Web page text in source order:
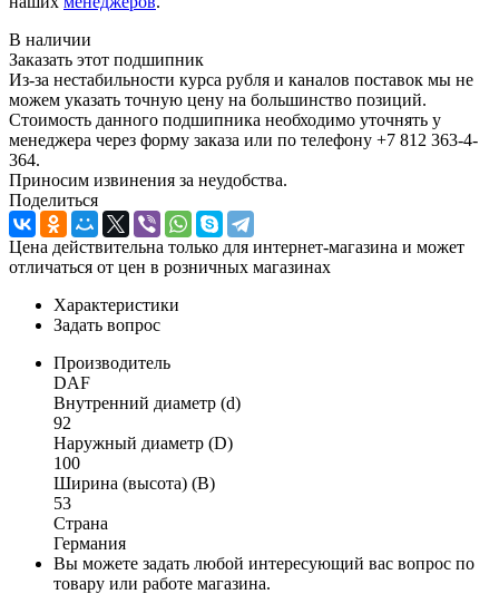
В наличии
Заказать этот подшипник
Из-за нестабильности курса рубля и каналов поставок мы не
можем указать точную цену на большинство позиций.
Стоимость данного подшипника необходимо уточнять у
менеджера через форму заказа или по телефону +7 812 363-4-
364.
Приносим извинения за неудобства.
Поделиться
Цена действительна только для интернет-магазина и может
отличаться от цен в розничных магазинах
Характеристики
Задать вопрос
Производитель
DAF
Внутренний диаметр (d)
92
Наружный диаметр (D)
100
Ширина (высота) (B)
53
Страна
Германия
Вы можете задать любой интересующий вас вопрос по
товару или работе магазина.